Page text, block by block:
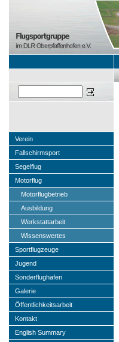
Verein
Fallschirmsport
Segelflug
Motorflug
Motorflugbetrieb
Ausbildung
Werkstattarbeit
Wissenswertes
Sportflugzeuge
Jugend
Sonderflughafen
Galerie
Öffentlichkeitsarbeit
Kontakt
English Summary